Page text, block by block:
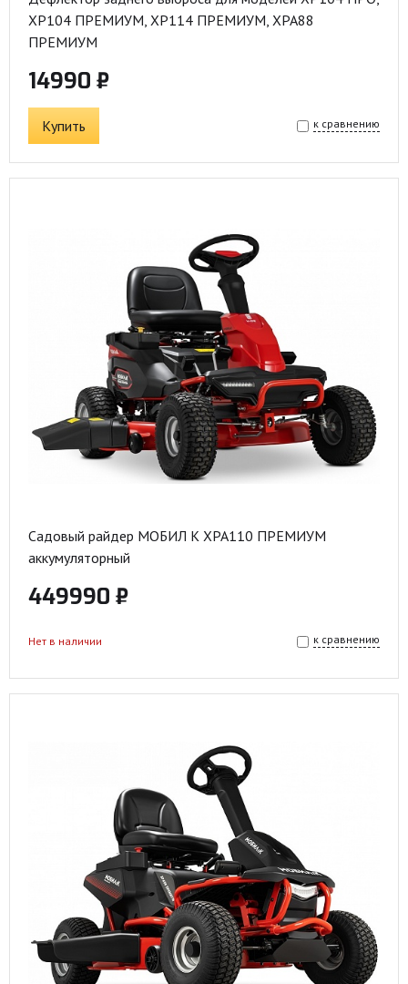
ХР104 ПРЕМИУМ, ХР114 ПРЕМИУМ, ХРА88
ПРЕМИУМ
14990 ₽
Купить к сравнению
Садовый райдер МОБИЛ К XPA110 ПРЕМИУМ
аккумуляторный
449990 ₽
к сравнению
Нет в наличии